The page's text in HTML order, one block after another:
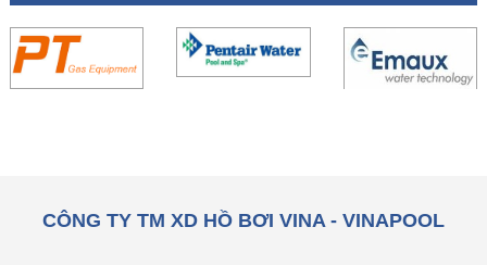
CÔNG TY TM XD HỒ BƠI VINA - VINAPOOL